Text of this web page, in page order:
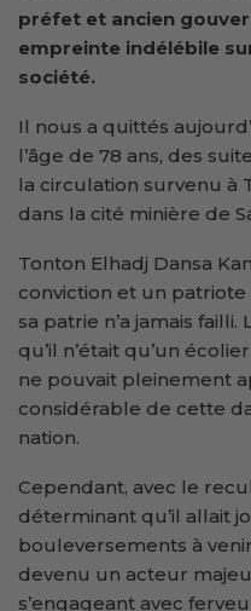
préfet et ancien
empreinte indélébile
société.
Il nous a quittés
l’âge de 78 ans, des
la circulation survenu à
dans la cité minière de
Tonton Elhadj Dansa
conviction et un
sa patrie n’a jamais
qu’il n’était qu’un
ne pouvait pleinement
considérable de cette
nation.
Cependant, avec le
déterminant qu’il allait
bouleversements à
devenu un acteur
s’engageant avec